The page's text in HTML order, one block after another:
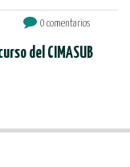
0 comentarios
del CIMASUB